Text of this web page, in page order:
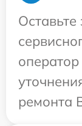
Оставьте
ремонта